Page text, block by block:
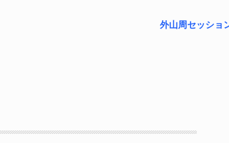
外山周セッショ